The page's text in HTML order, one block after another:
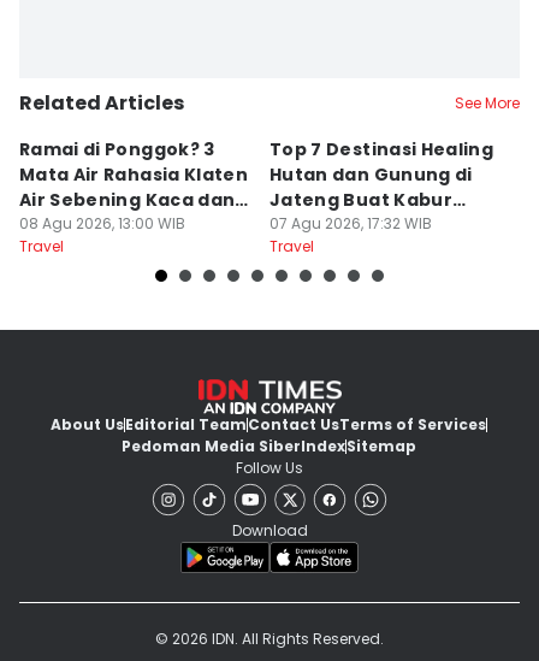
Related Articles See More
Ramai di Ponggok? 3
Mata Air Rahasia Klaten
Air Sebening Kaca dan
Masih Sepi
08 Agu 2026, 13:00 WIB
Travel
Top 7 Destinasi Healing
Hutan dan Gunung di
Jateng Buat Kabur
Sejenak, Under Rp200
Ribu
07 Agu 2026, 17:32 WIB
Travel
About UsEditorial TeamContact UsTerms of Services
Pedoman Media SiberIndexSitemap
Follow Us
Download
© 2026 IDN. All Rights Reserved.